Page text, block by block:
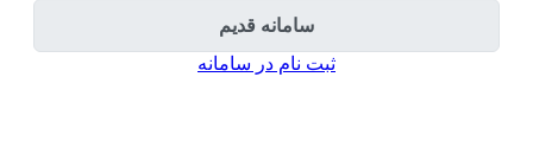
سامانه قدیم
ثبت نام در سامانه